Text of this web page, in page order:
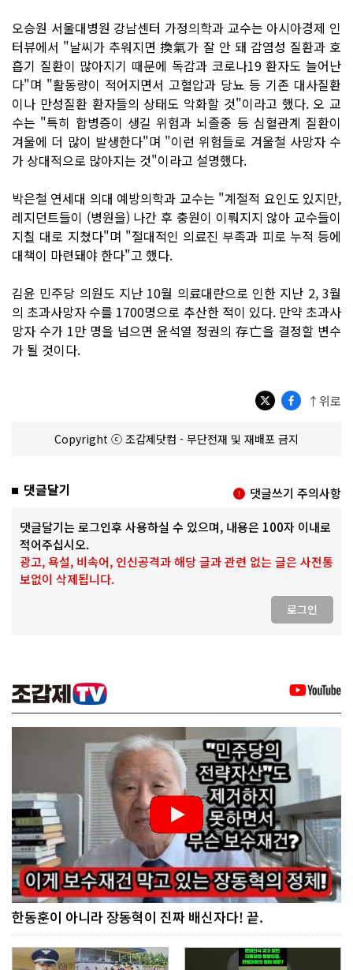
오승원 서울대병원 강남센터 가정의학과 교수는 아시아경제 인
터뷰에서 "날씨가 추워지면 換氣가 잘 안 돼 감염성 질환과 호
흡기 질환이 많아지기 때문에 독감과 코로나19 환자도 늘어난
다"며 "활동량이 적어지면서 고혈압과 당뇨 등 기존 대사질환
이나 만성질환 환자들의 상태도 악화할 것"이라고 했다. 오 교
수는 "특히 합병증이 생길 위험과 뇌졸중 등 심혈관계 질환이
겨울에 더 많이 발생한다"며 "이런 위험들로 겨울철 사망자 수
가 상대적으로 많아지는 것"이라고 설명했다.
박은철 연세대 의대 예방의학과 교수는 "계절적 요인도 있지만,
레지던트들이 (병원을) 나간 후 충원이 이뤄지지 않아 교수들이
지칠 대로 지쳤다"며 "절대적인 의료진 부족과 피로 누적 등에
대책이 마련돼야 한다"고 했다.
김윤 민주당 의원도 지난 10월 의료대란으로 인한 지난 2, 3월
의 초과사망자 수를 1700명으로 추산한 적이 있다. 만약 초과사
망자 수가 1만 명을 넘으면 윤석열 정권의 存亡을 결정할 변수
가 될 것이다.
↑위로
Copyright ⓒ 조갑제닷컴 - 무단전재 및 재배포 금지
댓글달기 댓글쓰기 주의사항
댓글달기는 로그인후 사용하실 수 있으며, 내용은 100자 이내로
적어주십시오.
광고, 욕설, 비속어, 인신공격과 해당 글과 관련 없는 글은 사전통
보없이 삭제됩니다.
로그인
한동훈이 아니라 장동혁이 진짜 배신자다! 끝.